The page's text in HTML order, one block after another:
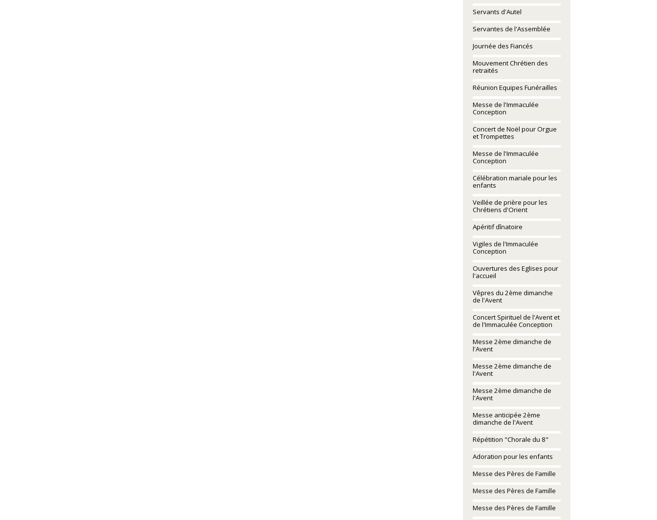
Servants d'Autel
Servantes de l'Assemblée
Journée des Fiancés
Mouvement Chrétien des
retraités
Réunion Equipes Funérailles
Messe de l'Immaculée
Conception
Concert de Noël pour Orgue
et Trompettes
Messe de l'Immaculée
Conception
Célébration mariale pour les
enfants
Veillée de prière pour les
Chrétiens d'Orient
Apéritif dînatoire
Vigiles de l'Immaculée
Conception
Ouvertures des Eglises pour
l'accueil
Vêpres du 2ème dimanche
de l'Avent
Concert Spirituel de l'Avent et
de l'Immaculée Conception
Messe 2ème dimanche de
l'Avent
Messe 2ème dimanche de
l'Avent
Messe 2ème dimanche de
l'Avent
Messe anticipée 2ème
dimanche de l'Avent
Répétition "Chorale du 8"
Adoration pour les enfants
Messe des Pères de Famille
Messe des Pères de Famille
Messe des Pères de Famille